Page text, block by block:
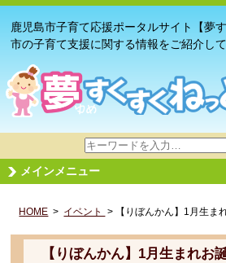
鹿児島市子育て応援ポータルサイト【夢
市の子育て支援に関する情報をご紹介して
サ
イ
ト
検
メインメニュー
HOME > イベント > 【りぼんかん】1月生ま
【りぼんかん】1月生まれお